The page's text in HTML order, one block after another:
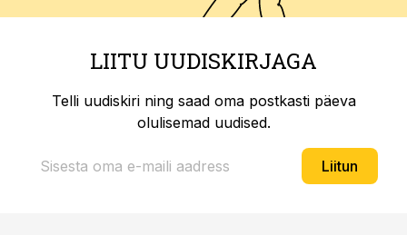
LIITU UUDISKIRJAGA
Telli uudiskiri ning saad oma postkasti päeva
olulisemad uudised.
Liitun